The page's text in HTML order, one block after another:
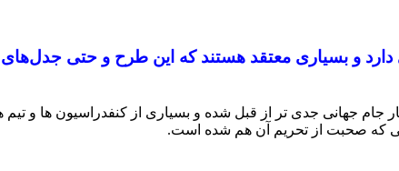
دارد و بسیاری معتقد هستند که این طرح و حتی
جام جهانی جدی تر از قبل شده و بسیاری از کنفدراسیون ها و
که صحبت از تحریم آن هم شده است.